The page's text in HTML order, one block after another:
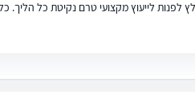
לפנות לייעוץ מקצועי טרם נקיטת כל